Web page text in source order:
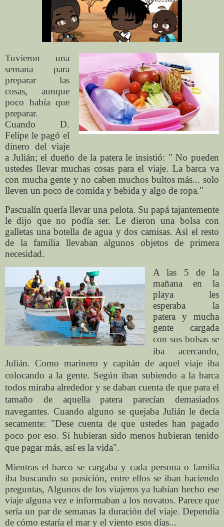
Tuvieron una
semana para
preparar las
cosas, aunque
poco había que
preparar.
Cuando D.
Felipe le pagó el
dinero del viaje
a Julián; el dueño de la patera le insistió: " No pueden
ustedes llevar muchas cosas para el viaje. La barca va
con mucha gente y no caben muchos bultos más... solo
lleven un poco de comida y bebida y algo de ropa."
Pascualín quería llevar una pelota. Su papá tajantemente
le dijo que no podía ser. Le dieron una bolsa con
galletas una botella de agua y dos camisas. Asì el resto
de la familia llevaban algunos objetos de primera
necesidad.
A las 5 de la
mañana en la
playa les
esperaba la
patera y mucha
gente cargada
con susbolsas se
iba acercando,
Julián. Como marinero y capitán de aquel viaje iba
colocando a la gente. Según iban subiendo a la barca
todos miraba alrededor y se daban cuenta de que para el
tamaño de aquella patera parecían demasiados
navegantes. Cuando alguno se quejaba Julián le decía
secamente: "Dese cuenta de que ustedes han pagado
poco por eso. Si hubieran sido menos hubieran tenido
que pagar más, así es la vida".
Mientras el barco se cargaba y cada persona o familia
iba buscando su posición, entre ellos se iban haciendo
preguntas, Algunos de los viajeros ya habían hecho ese
viaje alguna vez e informaban a los novatos. Parece que
sería un par de semanas la duración del viaje. Dependía
de cómo estaría el mar y el viento esos días...